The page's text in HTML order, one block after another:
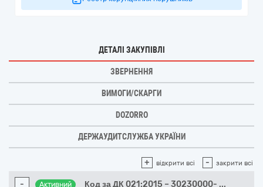
ДЕТАЛІ ЗАКУПІВЛІ
ЗВЕРНЕННЯ
ВИМОГИ/СКАРГИ
DOZORRO
ДЕРЖАУДИТСЛУЖБА УКРАЇНИ
+ відкрити всі - закрити всі
- Активний Код за ДК 021:2015 – 30230000- ...